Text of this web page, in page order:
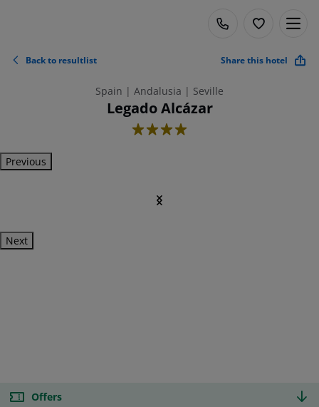
Back to resultlist Share this hotel
Spain | Andalusia | Seville
Legado Alcázar
4
Previous
Next
Offers